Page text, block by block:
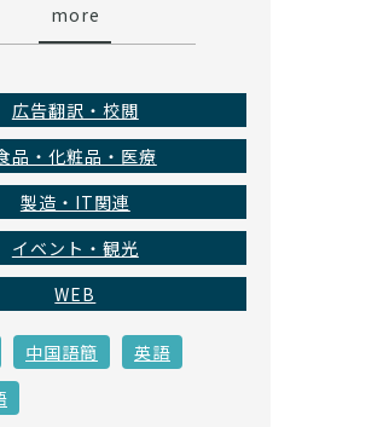
more
広告翻訳・校閲
品・化粧品・医療
製造・IT関連
イベント・観光
WEB
中国語簡
英語